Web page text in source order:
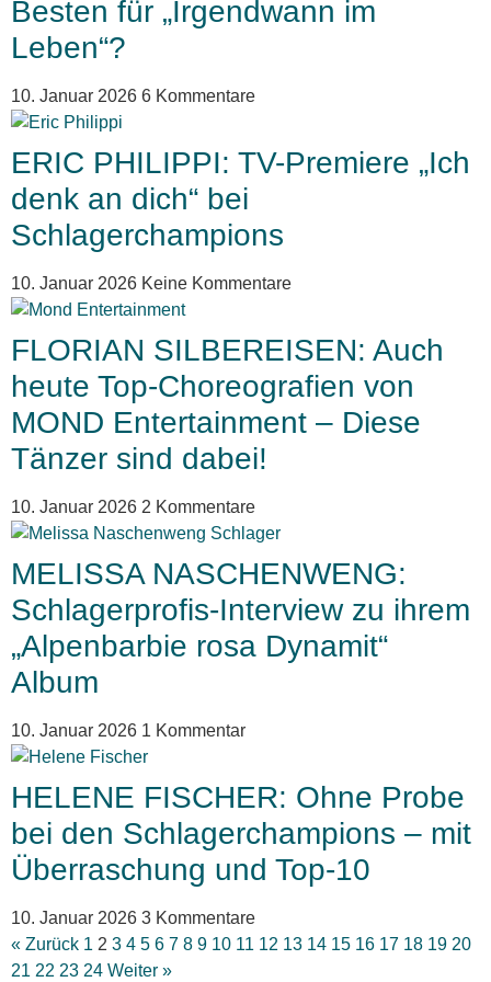
Besten für „Irgendwann im
Leben“?
10. Januar 2026 6 Kommentare
ERIC PHILIPPI: TV-Premiere „Ich
denk an dich“ bei
Schlagerchampions
10. Januar 2026 Keine Kommentare
FLORIAN SILBEREISEN: Auch
heute Top-Choreografien von
MOND Entertainment – Diese
Tänzer sind dabei!
10. Januar 2026 2 Kommentare
MELISSA NASCHENWENG:
Schlagerprofis-Interview zu ihrem
„Alpenbarbie rosa Dynamit“
Album
10. Januar 2026 1 Kommentar
HELENE FISCHER: Ohne Probe
bei den Schlagerchampions – mit
Überraschung und Top-10
10. Januar 2026 3 Kommentare
« Zurück 1 2 3 4 5 6 7 8 9 10 11 12 13 14 15 16 17 18 19 20
21 22 23 24 Weiter »